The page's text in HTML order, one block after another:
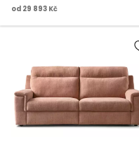
od 29 893 Kč